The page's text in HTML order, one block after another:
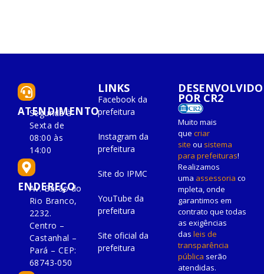
ATENDIMENTO
Segunda à
Sexta de
08:00 às
14:00
ENDEREÇO
Av. Barão do
Rio Branco,
2232.
Centro –
Castanhal –
Pará – CEP:
68743-050
LINKS
Facebook da
prefeitura
Instagram da
prefeitura
Site do IPMC
YouTube da
prefeitura
Site oficial da
prefeitura
DESENVOLVIDO
POR CR2
Muito mais
que criar
site ou sistema
para prefeituras!
Realizamos
uma assessoria co
mpleta, onde
garantimos em
contrato que todas
as exigências
das leis de
transparência
pública serão
atendidas.